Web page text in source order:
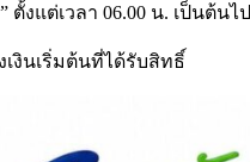
งแต่เวลา 06.00 น. เป็นต้นไป
งินเริ่มต้นที่ได้รับสิทธิ์